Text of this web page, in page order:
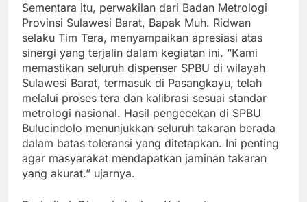
Sementara itu, perwakilan dari Badan Metrologi
Provinsi Sulawesi Barat, Bapak Muh. Ridwan
selaku Tim Tera, menyampaikan apresiasi atas
sinergi yang terjalin dalam kegiatan ini. “Kami
memastikan seluruh dispenser SPBU di wilayah
Sulawesi Barat, termasuk di Pasangkayu, telah
melalui proses tera dan kalibrasi sesuai standar
metrologi nasional. Hasil pengecekan di SPBU
Bulucindolo menunjukkan seluruh takaran berada
dalam batas toleransi yang ditetapkan. Ini penting
agar masyarakat mendapatkan jaminan takaran
yang akurat.” ujarnya.